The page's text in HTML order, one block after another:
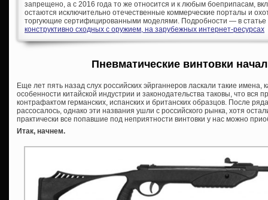
запрещено, а с 2016 года то же относится и к любым боеприпасам,
остаются исключительно отечественные коммерческие порталы и
торгующие сертифицированными моделями. Подробности — в статье
конструктивно сходных с оружием, на зарубежных интернет-ресурсах
Пневматические винтовки
Еще лет пять назад слух российских эйрганнеров ласкали такие имена,
особенности китайской индустрии и законодательства таковы, что вся
контрафактом германских, испанских и британских образцов. После
рассосалось, однако эти названия ушли с российского рынка, хотя
практически все попавшие под неприятности винтовки у нас можно
Итак, начнем.